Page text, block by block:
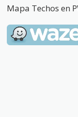
Mapa Techos en